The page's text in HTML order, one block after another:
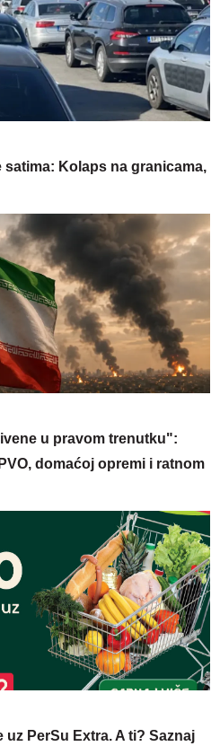
satima: Kolaps na granicama,
u pravom trenutku":
domaćoj opremi i ratnom
PerSu Extra. A ti? Saznaj